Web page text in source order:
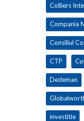
Colliers
Compania
Consiliul
CTP
Dedeman
investitie